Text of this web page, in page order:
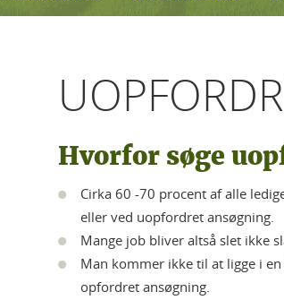
Hvorfor søge
Cirka 60 -70 procent af alle
eller ved uopfordret ansøgning.
Mange job bliver altså slet ikke
Man kommer ikke til at ligge i
opfordret ansøgning.